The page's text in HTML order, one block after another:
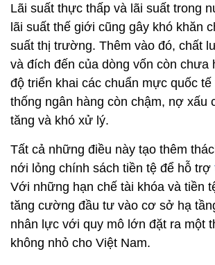
Lãi suất thực thấp và lãi suất trong
lãi suất thế giới cũng gây khó khăn
suất thị trường. Thêm vào đó, chất
và đích đến của dòng vốn còn chưa
độ triển khai các chuẩn mực quốc
thống ngân hàng còn chậm, nợ xấu
tăng và khó xử lý.
Tất cả những điều này tạo thêm
nới lỏng chính sách tiền tệ để hỗ trợ
Với những hạn chế tài khóa và tiền
tăng cường đầu tư vào cơ sở hạ
nhân lực với quy mô lớn đặt ra một
không nhỏ cho Việt Nam.